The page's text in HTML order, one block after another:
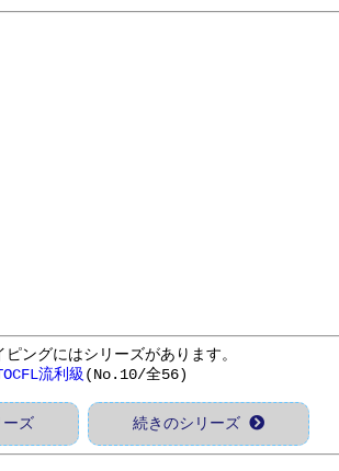
ピングにはシリーズがあります。
流利級 (No.10/全56)
ーズ 続きのシリーズ